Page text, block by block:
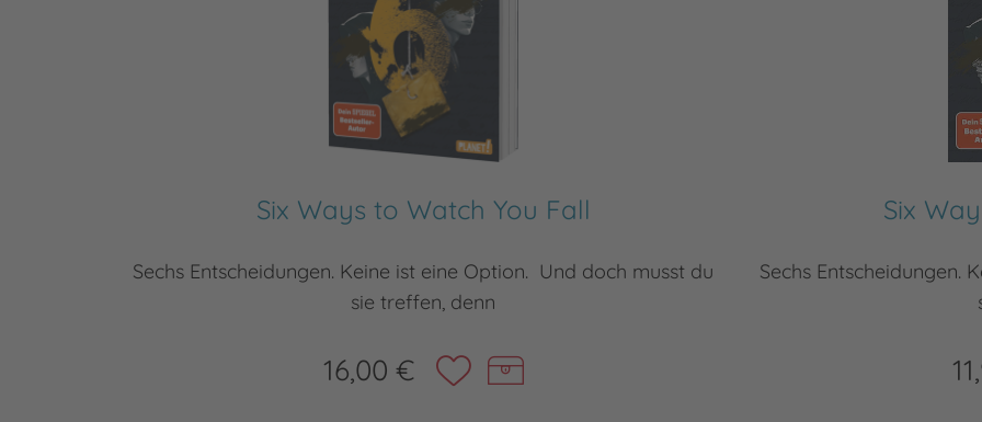
Six Ways to Watch You Fall
Sechs Entscheidungen. Keine ist eine Option. Und doch musst du
sie treffen, denn
16,00 €
Six
Sechs Entscheidungen.